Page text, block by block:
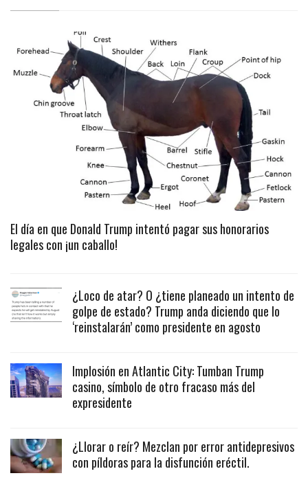
El día en que Donald Trump intentó pagar sus honorarios
legales con ¡un caballo!
¿Loco de atar? O ¿tiene planeado un intento de
golpe de estado? Trump anda diciendo que lo
‘reinstalarán’ como presidente en agosto
Implosión en Atlantic City: Tumban Trump
casino, símbolo de otro fracaso más del
expresidente
¿Llorar o reír? Mezclan por error antidepresivos
con píldoras para la disfunción eréctil.